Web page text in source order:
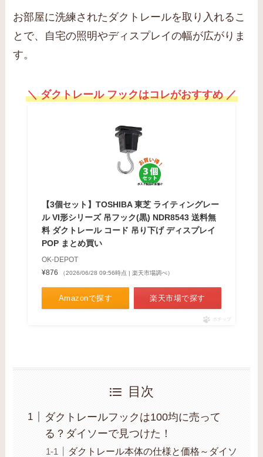
お部屋に洗練されたダクトレールを取り入れるこ
とで、自宅の照明やディスプレイの幅が広がりま
す。
＼ ダクトレール フックはコレがおすすめ ／
【3個セット】TOSHIBA 東芝 ライティングレー
ル VI形シリーズ 吊フック(黒) NDR8543 送料無
料 ダクトレール コード 吊り下げ ディスプレイ
POP まとめ買い
OK-DEPOT
¥876
（2026/06/28 09:56時点 | 楽天市場調べ）
Amazonで探す 楽天市場で探す
ポチップ
目次
ダクトレールフックは100均に売って
る？ダイソーで見つけた！
ダクトレール本体の仕様と価格～ダイソ